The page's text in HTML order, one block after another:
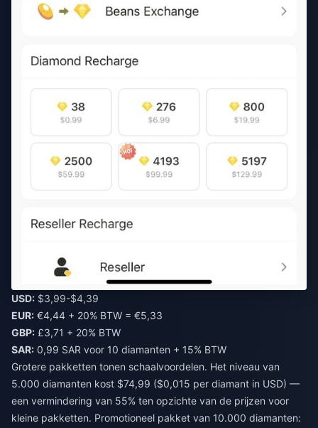
USD: $3,99-$4,39
EUR: €4,44 + 20% BTW = €5,33
GBP: £3,71 + 20% BTW
SAR: 0,99 SAR voor 10 diamanten + 15% BTW
Grotere pakketten tonen schaalvoordelen. Het niveau van
5.000 diamanten kost $74,99 ($0,015 per diamant in USD) —
een vermindering van 55% ten opzichte van de prijzen voor
kleine pakketten. Promotioneel pakket van 10.000 diamanten: